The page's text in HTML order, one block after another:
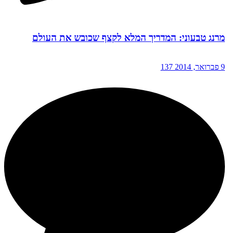
מרנג טבעוני: המדריך המלא לקצף שכובש את העולם
9 פברואר, 2014 137